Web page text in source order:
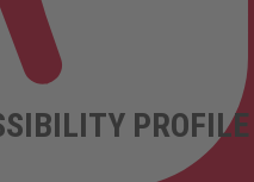
PROFILE